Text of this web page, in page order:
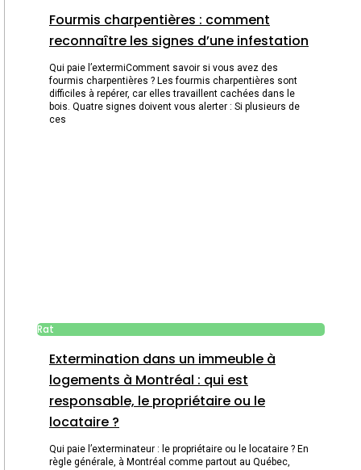
Fourmis charpentières : comment
reconnaître les signes d’une infestation
Qui paie l’extermiComment savoir si vous avez des
fourmis charpentières ? Les fourmis charpentières sont
difficiles à repérer, car elles travaillent cachées dans le
bois. Quatre signes doivent vous alerter : Si plusieurs de
ces
Rat
Extermination dans un immeuble à
logements à Montréal : qui est
responsable, le propriétaire ou le
locataire ?
Qui paie l’exterminateur : le propriétaire ou le locataire ? En
règle générale, à Montréal comme partout au Québec,